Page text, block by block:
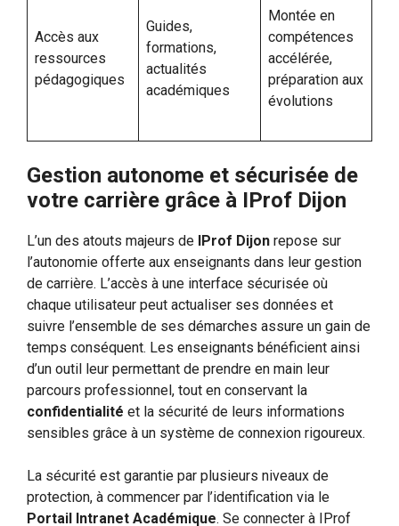
Accès aux
ressources
pédagogiques
Guides,
formations,
actualités
académiques
Montée en
compétences
accélérée,
préparation aux
évolutions
Gestion autonome et sécurisée de
votre carrière grâce à IProf Dijon
L’un des atouts majeurs de IProf Dijon repose sur
l’autonomie offerte aux enseignants dans leur gestion
de carrière. L’accès à une interface sécurisée où
chaque utilisateur peut actualiser ses données et
suivre l’ensemble de ses démarches assure un gain de
temps conséquent. Les enseignants bénéficient ainsi
d’un outil leur permettant de prendre en main leur
parcours professionnel, tout en conservant la
confidentialité et la sécurité de leurs informations
sensibles grâce à un système de connexion rigoureux.
La sécurité est garantie par plusieurs niveaux de
protection, à commencer par l’identification via le
Portail Intranet Académique. Se connecter à IProf